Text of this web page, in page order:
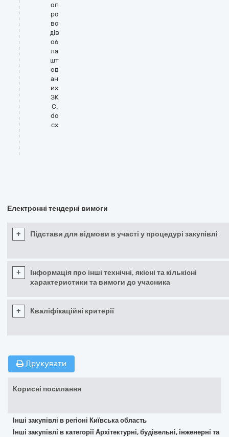
оп
ро
во
дів
об
ла
шт
ов
ан
их
ЗК
С.
do
cx
Електронні тендерні вимоги
+ Підстави для відмови в участі у процедурі закупівлі
+
Інформація про інші технічні, якісні та кількісні
характеристики та вимоги до учасника
+ Кваліфікаційні критерії
Друкувати
Корисні посилання
Інші закупівлі в регіоні Київська область
Інші закупівлі в категорії Архітектурні, будівельні, інженерні та